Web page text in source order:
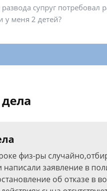
физ-ры
заявление в
об отказе в